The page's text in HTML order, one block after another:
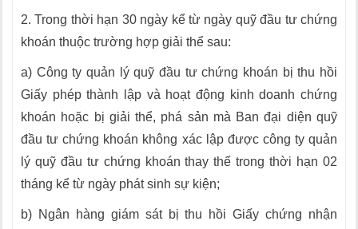
2. Trong thời hạn 30 ngày kể từ ngày quỹ đầu tư chứng
khoán thuộc trường hợp giải thể sau:
a) Công ty quản lý quỹ đầu tư chứng khoán bị thu hồi
Giấy phép thành lập và hoạt động kinh doanh chứng
khoán hoặc bị giải thể, phá sản mà Ban đại diện quỹ
đầu tư chứng khoán không xác lập được công ty quản
lý quỹ đầu tư chứng khoán thay thế trong thời hạn 02
tháng kể từ ngày phát sinh sự kiện;
b) Ngân hàng giám sát bị thu hồi Giấy chứng nhận